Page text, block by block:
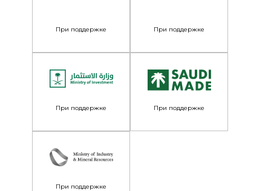
При поддержке При поддержке
При поддержке При поддержке
При поддержке